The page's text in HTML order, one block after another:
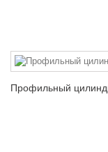
Профильный